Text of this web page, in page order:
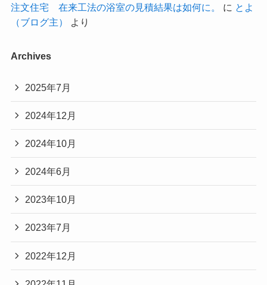
注文住宅 在来工法の浴室の見積結果は如何に。
に とよ
（ブログ主）
より
Archives
2025年7月
2024年12月
2024年10月
2024年6月
2023年10月
2023年7月
2022年12月